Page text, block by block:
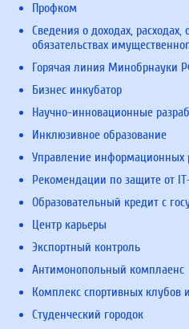
Профком
Сведения о доходах,
обязательствах
Горячая линия Минобрнауки
Бизнес инкубатор
Научно-инновационные
Инклюзивное образование
Управление информационных
Рекомендации по защите от
Образовательный кредит с
Центр карьеры
Экспортный контроль
Антимонопольный комплаенс
Комплекс спортивных клубов
Студенческий городок